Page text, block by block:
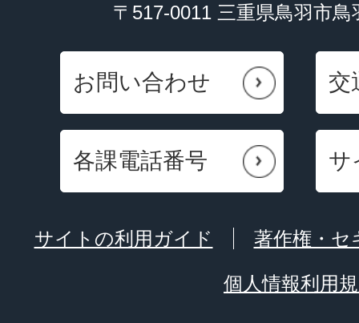
〒517-0011 三重県鳥羽市
お問い合わせ 交
各課電話番号 サ
サイトの利用ガイド 著作権・セ
個人情報利用